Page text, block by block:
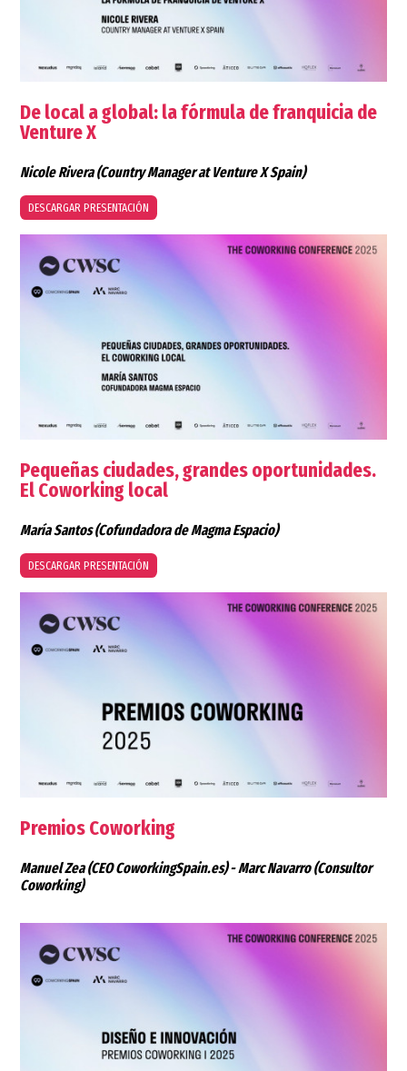
De local a global: la fórmula de franquicia de
Venture X
Nicole Rivera(Country Manager at Venture X Spain)
DESCARGAR PRESENTACIÓN
Pequeñas ciudades, grandes oportunidades.
El Coworking local
María Santos(Cofundadora de Magma Espacio)
DESCARGAR PRESENTACIÓN
Premios Coworking
Manuel Zea(CEO CoworkingSpain.es) -Marc Navarro(Consultor
Coworking)